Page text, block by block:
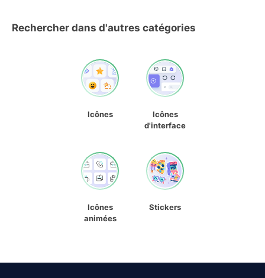
Rechercher dans d'autres catégories
Icônes
Icônes
d'interface
Icônes
animées
Stickers